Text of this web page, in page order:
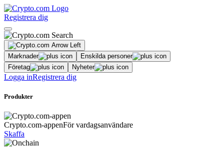
Registrera dig
Marknader
Enskilda personer
Företag
Nyheter
Logga inRegistrera dig
Produkter
Crypto.com-appenFör vardagsanvändare
Skaffa